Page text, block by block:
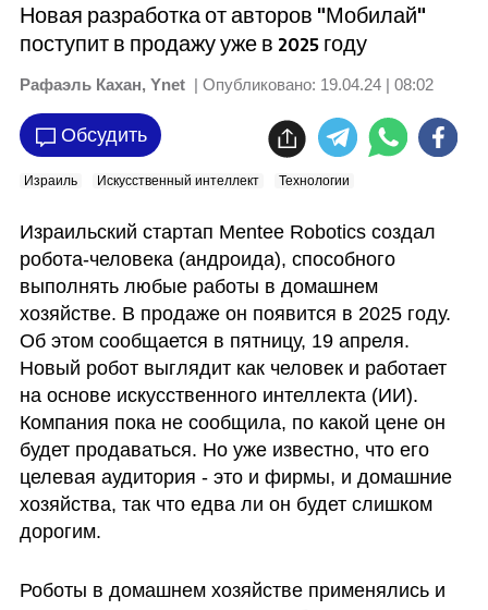
Новая разработка от авторов "Мобилай"
поступит в продажу уже в 2025 году
Рафаэль Кахан, Ynet | Опубликовано: 19.04.24 | 08:02
Обсудить
Израиль Искусственный интеллект Технологии
Израильский стартап Mentee Robotics создал
робота-человека (андроида), способного
выполнять любые работы в домашнем
хозяйстве. В продаже он появится в 2025 году.
Об этом сообщается в пятницу, 19 апреля.
Новый робот выглядит как человек и работает
на основе искусственного интеллекта (ИИ).
Компания пока не сообщила, по какой цене он
будет продаваться. Но уже известно, что его
целевая аудитория - это и фирмы, и домашние
хозяйства, так что едва ли он будет слишком
дорогим.
Роботы в домашнем хозяйстве применялись и